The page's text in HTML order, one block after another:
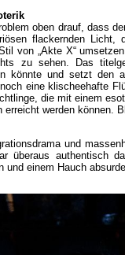
oben drauf, dass
flackernden Licht,
von „Akte X“
zu sehen. Das
könnte und setzt den
eine klischeehafte
die mit einem
werden können.
und
überaus authentisch
einem Hauch